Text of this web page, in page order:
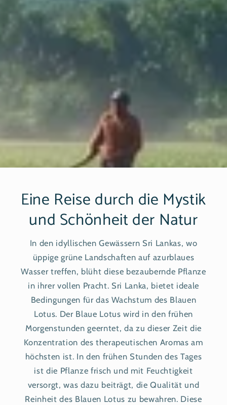
Eine Reise durch die Mystik
und Schönheit der Natur
In den idyllischen Gewässern Sri Lankas, wo
üppige grüne Landschaften auf azurblaues
Wasser treffen, blüht diese bezaubernde Pflanze
in ihrer vollen Pracht. Sri Lanka, bietet ideale
Bedingungen für das Wachstum des Blauen
Lotus. Der Blaue Lotus wird in den frühen
Morgenstunden geerntet, da zu dieser Zeit die
Konzentration des therapeutischen Aromas am
höchsten ist. In den frühen Stunden des Tages
ist die Pflanze frisch und mit Feuchtigkeit
versorgt, was dazu beiträgt, die Qualität und
Reinheit des Blauen Lotus zu bewahren. Diese